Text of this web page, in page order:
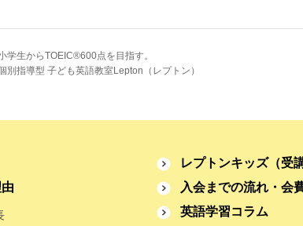
学生からTOEIC®600点を目指す。
別指導型 子ども英語教室Lepton（レプトン）
レプトンキッズ（受
入会までの流れ・会
英語学習コラム